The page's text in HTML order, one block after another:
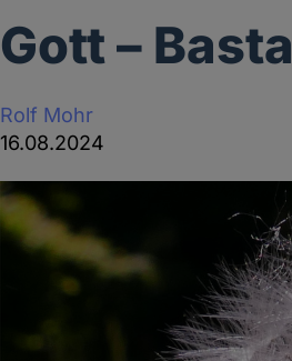
Gott – Basta
Rolf Mohr
16.08.2024